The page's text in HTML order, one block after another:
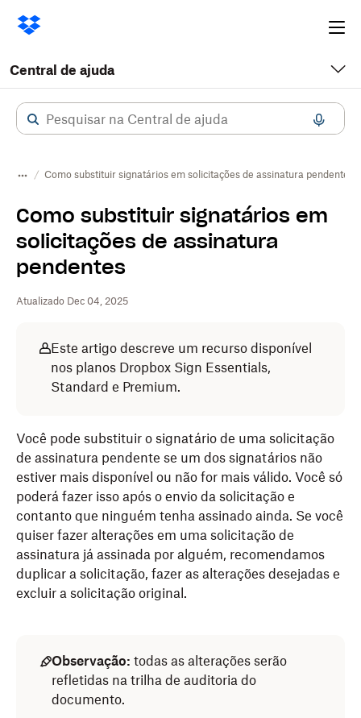
Central de ajuda
Como substituir signatários em solicitações de assinatura pendentes
Como substituir signatários em
solicitações de assinatura
pendentes
Atualizado Dec 04, 2025
Este artigo descreve um recurso disponível
nos planos Dropbox Sign Essentials,
Standard e Premium.
Você pode substituir o signatário de uma solicitação
de assinatura pendente se um dos signatários não
estiver mais disponível ou não for mais válido. Você só
poderá fazer isso após o envio da solicitação e
contanto que ninguém tenha assinado ainda. Se você
quiser fazer alterações em uma solicitação de
assinatura já assinada por alguém, recomendamos
duplicar a solicitação, fazer as alterações desejadas e
excluir a solicitação original.
Observação: todas as alterações serão
refletidas na trilha de auditoria do
documento.